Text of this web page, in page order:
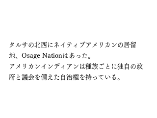
タルサの北西にネイティブアメリカンの居留
地、Osage Nationはあった。
アメリカンインディアンは種族ごとに独自の政
府と議会を備えた自治権を持っている。